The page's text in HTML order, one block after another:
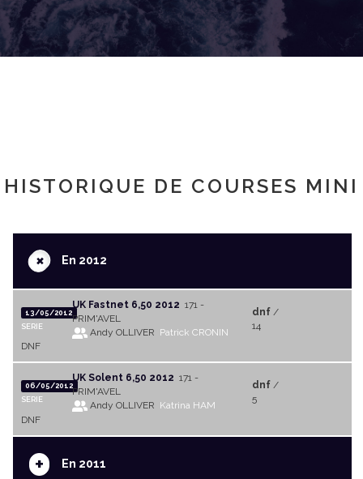
HISTORIQUE DE COURSES MINI
+En 2012
13/05/2012
SERIE
UK Fastnet 6,50 2012 171 -
PRIM'AVEL
Andy OLLIVER Patrick CRONIN
dnf/
14
DNF
06/05/2012
SERIE
UK Solent 6,50 2012 171 -
PRIM'AVEL
Andy OLLIVER Katrina HAM
dnf/
5
DNF
+ En 2011